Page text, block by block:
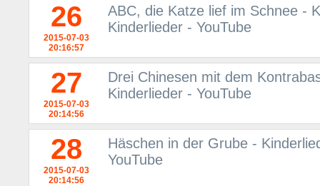
26
2015-07-03
20:16:57
ABC, die Katze lief im Schnee -
Kinderlieder - YouTube
27
2015-07-03
20:14:56
Drei Chinesen mit dem
Kinderlieder - YouTube
28
2015-07-03
20:14:56
Häschen in der Grube -
YouTube